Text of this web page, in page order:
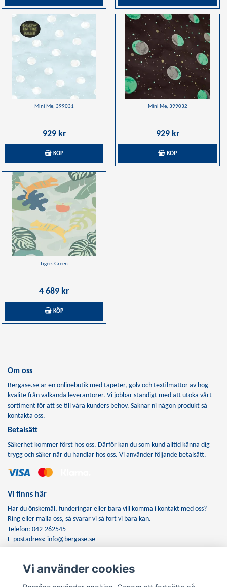
Mini Me, 399031
929 kr
KÖP
Mini Me, 399032
929 kr
KÖP
Tigers Green
4 689 kr
KÖP
Om oss
Bergase.se är en onlinebutik med tapeter, golv och textilmattor av hög
kvalite från välkända leverantörer. Vi jobbar ständigt med att utöka vårt
sortiment för att se till våra kunders behov. Saknar ni någon produkt så
kontakta oss.
Betalsätt
Säkerhet kommer först hos oss. Därför kan du som kund alltid känna dig
trygg och säker när du handlar hos oss. Vi använder följande betalsätt.
Vi finns här
Har du önskemål, funderingar eller bara vill komma i kontakt med oss?
Ring eller maila oss, så svarar vi så fort vi bara kan.
Telefon: 042-262545
E-postadress: info@bergase.se
Anmäl dig till vårt nyhetsbrev
Vi använder cookies